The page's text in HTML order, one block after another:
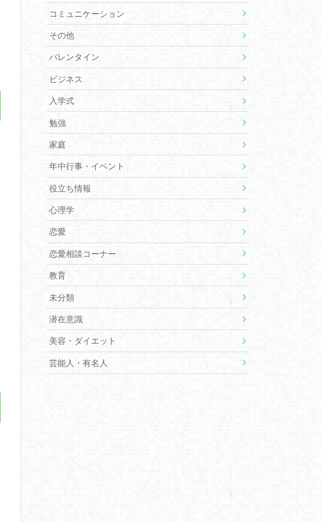
コミュニケーション
その他
バレンタイン
ビジネス
入学式
勉強
家庭
年中行事・イベント
役立ち情報
心理学
恋愛
恋愛相談コーナー
教育
未分類
潜在意識
美容・ダイエット
芸能人・有名人